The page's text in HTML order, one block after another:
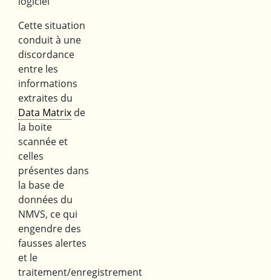
Cette situation
conduit à une
discordance
entre les
informations
extraites du
Data Matrix de
la boite
scannée et
celles
présentes dans
la base de
données du
NMVS, ce qui
engendre des
fausses alertes
et le
traitement/enregistrement